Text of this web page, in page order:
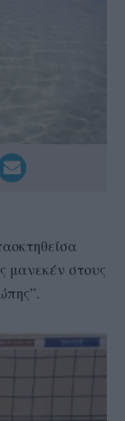
μανεκέν στους